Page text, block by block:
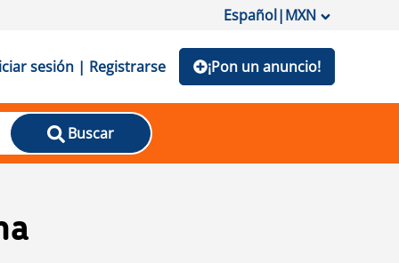
Español|MXN
sesión | Registrarse ¡Pon un anuncio!
Buscar